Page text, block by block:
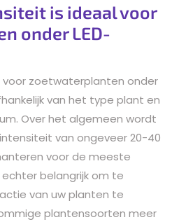
is ideaal voor
onder LED-
zoetwaterplanten onder
van het type plant en
Over het algemeen wordt
van ongeveer 20-40
voor de meeste
belangrijk om te
van uw planten te
plantensoorten meer